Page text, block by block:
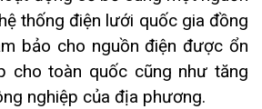
thống điện lưới quốc gia đồng
bảo cho nguồn điện được ổn
cho toàn quốc cũng như tăng
nghiệp của địa phương.